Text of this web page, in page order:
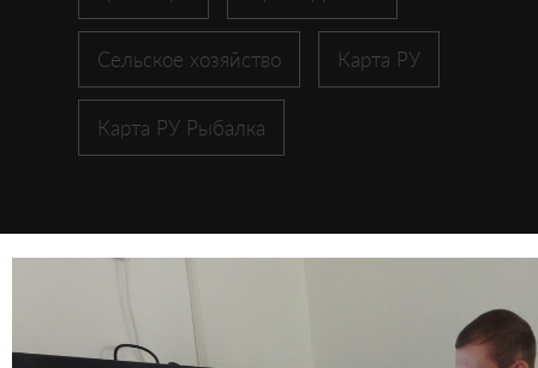
Сельское хозяйство Карта РУ
Карта РУ Рыбалка